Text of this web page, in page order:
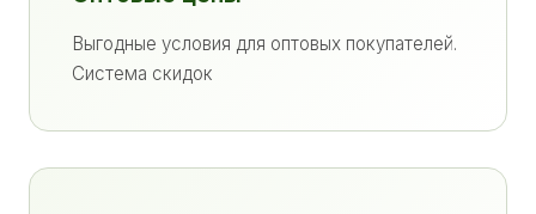
Выгодные условия для оптовых покупателей.
Система скидок